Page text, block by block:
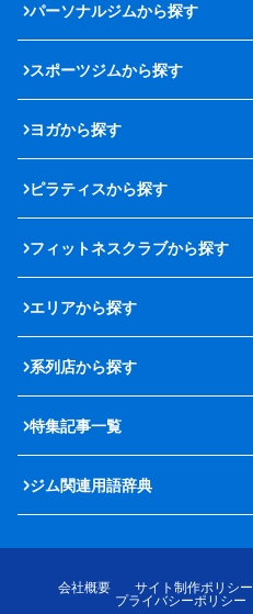
パーソナルジムから探す
スポーツジムから探す
ヨガから探す
ピラティスから探す
フィットネスクラブから探す
エリアから探す
系列店から探す
特集記事一覧
ジム関連用語辞典
会社概要 サイト制作ポリシー
プライバシーポリシー